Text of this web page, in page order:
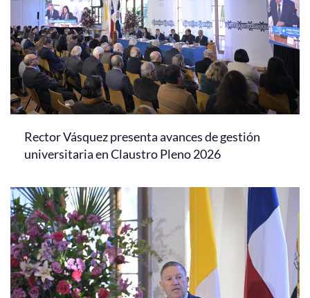
Rector Vásquez presenta avances de gestión
universitaria en Claustro Pleno 2026